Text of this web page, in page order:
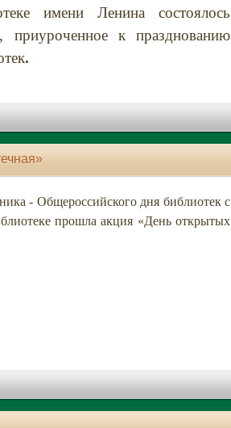
имени Ленина состоялось
приуроченное к празднованию
.
- Общероссийского дня библиотек с
прошла акция «День открытых